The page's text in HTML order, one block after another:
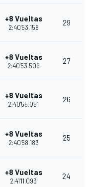
+8 Vueltas
2:40'53.158
29
+8 Vueltas
2:40'53.509
27
+8 Vueltas
2:40'55.051
26
+8 Vueltas
2:40'58.183
25
+8 Vueltas
2:41'11.093
24